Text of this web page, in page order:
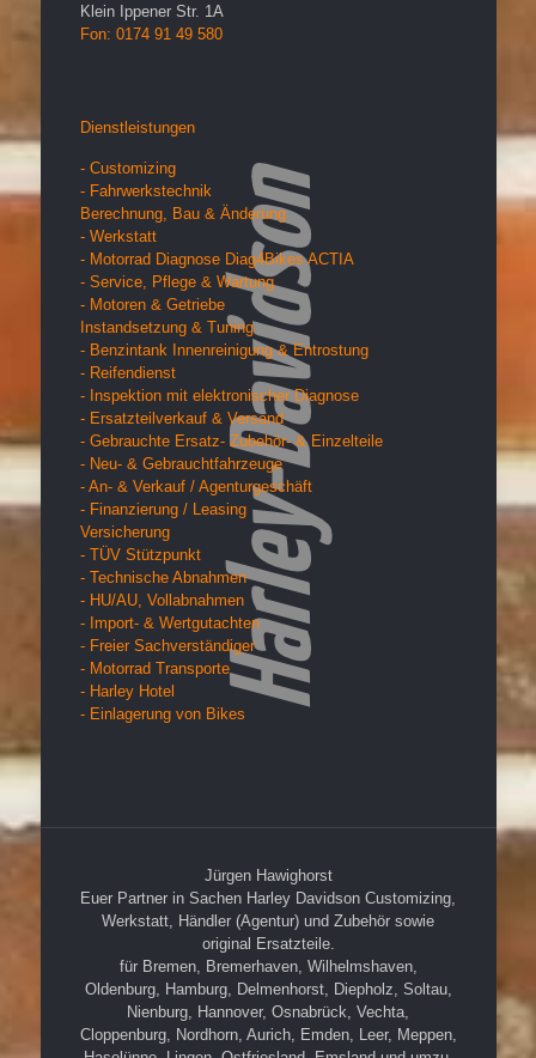
Klein Ippener Str. 1A
Fon: 0174 91 49 580
Dienstleistungen
- Customizing
- Fahrwerkstechnik
Berechnung, Bau & Änderung
- Werkstatt
- Motorrad Diagnose Diag4Bikes ACTIA
- Service, Pflege & Wartung
- Motoren & Getriebe
Instandsetzung & Tuning
- Benzintank Innenreinigung & Entrostung
- Reifendienst
- Inspektion mit elektronischer Diagnose
- Ersatzteilverkauf & Versand
- Gebrauchte Ersatz- Zubehör- & Einzelteile
- Neu- & Gebrauchtfahrzeuge
- An- & Verkauf / Agenturgeschäft
- Finanzierung / Leasing
Versicherung
- TÜV Stützpunkt
- Technische Abnahmen
- HU/AU, Vollabnahmen
- Import- & Wertgutachten
- Freier Sachverständiger
- Motorrad Transporte
- Harley Hotel
- Einlagerung von Bikes
Jürgen Hawighorst
Euer Partner in Sachen Harley Davidson Customizing,
Werkstatt, Händler (Agentur) und Zubehör sowie
original Ersatzteile.
für Bremen, Bremerhaven, Wilhelmshaven,
Oldenburg, Hamburg, Delmenhorst, Diepholz, Soltau,
Nienburg, Hannover, Osnabrück, Vechta,
Cloppenburg, Nordhorn, Aurich, Emden, Leer, Meppen,